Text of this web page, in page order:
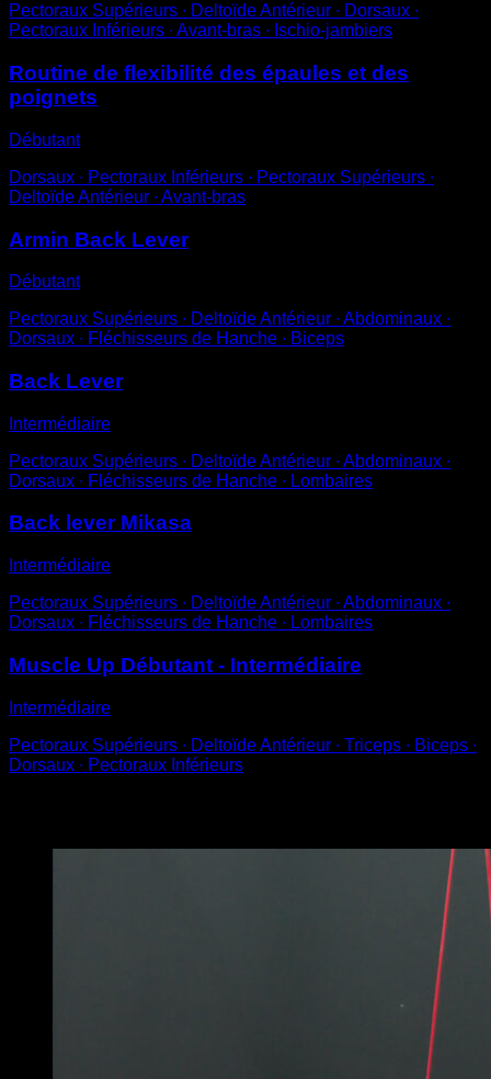
Pectoraux Supérieurs ∙ Deltoïde Antérieur ∙ Dorsaux ∙
Pectoraux Inférieurs ∙ Avant-bras ∙ Ischio-jambiers
Routine de flexibilité des épaules et des
poignets
Débutant
Dorsaux ∙ Pectoraux Inférieurs ∙ Pectoraux Supérieurs ∙
Deltoïde Antérieur ∙ Avant-bras
Armin Back Lever
Débutant
Pectoraux Supérieurs ∙ Deltoïde Antérieur ∙ Abdominaux ∙
Dorsaux ∙ Fléchisseurs de Hanche ∙ Biceps
Back Lever
Intermédiaire
Pectoraux Supérieurs ∙ Deltoïde Antérieur ∙ Abdominaux ∙
Dorsaux ∙ Fléchisseurs de Hanche ∙ Lombaires
Back lever Mikasa
Intermédiaire
Pectoraux Supérieurs ∙ Deltoïde Antérieur ∙ Abdominaux ∙
Dorsaux ∙ Fléchisseurs de Hanche ∙ Lombaires
Muscle Up Débutant - Intermédiaire
Intermédiaire
Pectoraux Supérieurs ∙ Deltoïde Antérieur ∙ Triceps ∙ Biceps ∙
Dorsaux ∙ Pectoraux Inférieurs